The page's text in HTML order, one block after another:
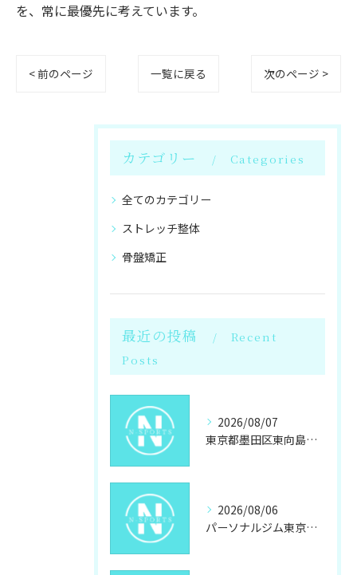
を、常に最優先に考えています。
< 前のページ 一覧に戻る 次のページ >
カテゴリー Categories
全てのカテゴリー
ストレッチ整体
骨盤矯正
最近の投稿
Recent
Posts
2026/08/07
東京都墨田区東向島で女性が選ぶパーソナルジムと岩盤浴のダイエット最新事情
2026/08/06
パーソナルジム東京都墨田区東向島駐車場あり自分に合うジム探しと通いやすさ